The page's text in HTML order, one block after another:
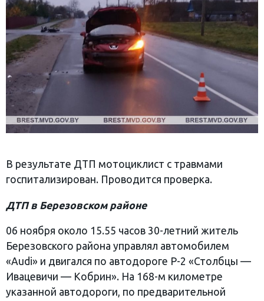
В результате ДТП мотоциклист с травмами
госпитализирован. Проводится проверка.
ДТП в Березовском районе
06 ноября около 15.55 часов 30-летний житель
Березовского района управлял автомобилем
«Audi» и двигался по автодороге Р-2 «Столбцы —
Ивацевичи — Кобрин». На 168-м километре
указанной автодороги, по предварительной